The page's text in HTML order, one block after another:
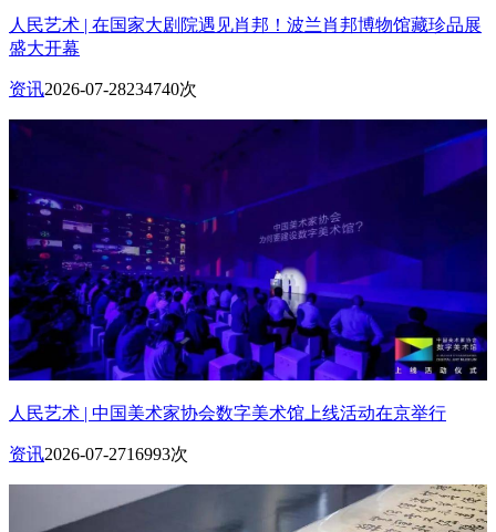
人民艺术 | 在国家大剧院遇见肖邦！波兰肖邦博物馆藏珍品展
盛大开幕
资讯2026-07-28234740次
人民艺术 | 中国美术家协会数字美术馆上线活动在京举行
资讯2026-07-2716993次